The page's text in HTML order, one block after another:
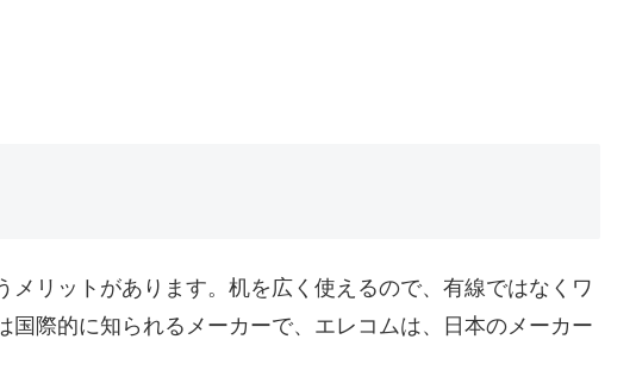
リットがあります。机を広く使えるので、有線ではなくワ
際的に知られるメーカーで、エレコムは、日本のメーカー